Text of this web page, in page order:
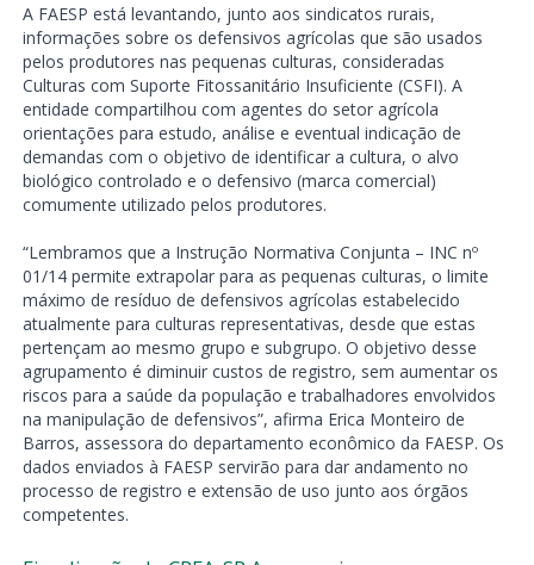
A FAESP está levantando, junto aos sindicatos rurais,
informações sobre os defensivos agrícolas que são usados
pelos produtores nas pequenas culturas, consideradas
Culturas com Suporte Fitossanitário Insuficiente (CSFI). A
entidade compartilhou com agentes do setor agrícola
orientações para estudo, análise e eventual indicação de
demandas com o objetivo de identificar a cultura, o alvo
biológico controlado e o defensivo (marca comercial)
comumente utilizado pelos produtores.
“Lembramos que a Instrução Normativa Conjunta – INC nº
01/14 permite extrapolar para as pequenas culturas, o limite
máximo de resíduo de defensivos agrícolas estabelecido
atualmente para culturas representativas, desde que estas
pertençam ao mesmo grupo e subgrupo. O objetivo desse
agrupamento é diminuir custos de registro, sem aumentar os
riscos para a saúde da população e trabalhadores envolvidos
na manipulação de defensivos”, afirma Erica Monteiro de
Barros, assessora do departamento econômico da FAESP. Os
dados enviados à FAESP servirão para dar andamento no
processo de registro e extensão de uso junto aos órgãos
competentes.